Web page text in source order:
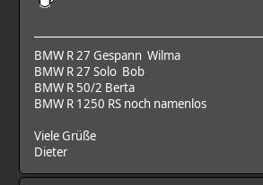
BMW R 27 Gespann Wilma
BMW R 27 Solo Bob
BMW R 50/2 Berta
BMW R 1250 RS noch namenlos
Viele Grüße
Dieter